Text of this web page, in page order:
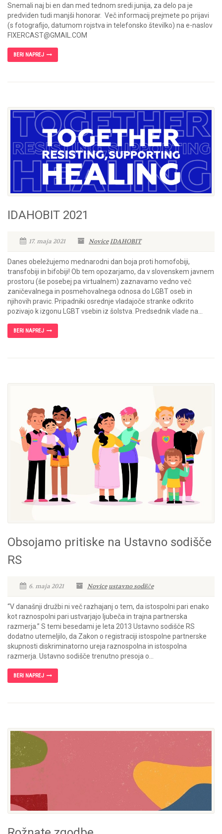
Snemali naj bi en dan med tednom sredi junija, za delo pa je
predviden tudi manjši honorar. Več informacij prejmete po prijavi
(s fotografijo, datumom rojstva in telefonsko številko) na e-naslov
FIXERCAST@GMAIL.COM
BERI NAPREJ
IDAHOBIT 2021
17. maja 2021 NoviceIDAHOBIT
Danes obeležujemo mednarodni dan boja proti homofobiji,
transfobiji in bifobiji! Ob tem opozarjamo, da v slovenskem javnem
prostoru (še posebej pa virtualnem) zaznavamo vedno več
zaničevalnega in posmehovalnega odnosa do LGBT oseb in
njihovih pravic. Pripadniki osrednje vladajoče stranke odkrito
pozivajo k izgonu LGBT vsebin iz šolstva. Predsednik vlade na...
BERI NAPREJ
Obsojamo pritiske na Ustavno sodišče
RS
6. maja 2021 Novice ustavno sodišče
“V današnji družbi ni več razhajanj o tem, da istospolni pari enako
kot raznospolni pari ustvarjajo ljubeča in trajna partnerska
razmerja.” S temi besedami je leta 2013 Ustavno sodišče RS
dodatno utemeljilo, da Zakon o registraciji istospolne partnerske
skupnosti diskriminatorno ureja raznospolna in istospolna
razmerja. Ustavno sodišče trenutno presoja o...
BERI NAPREJ